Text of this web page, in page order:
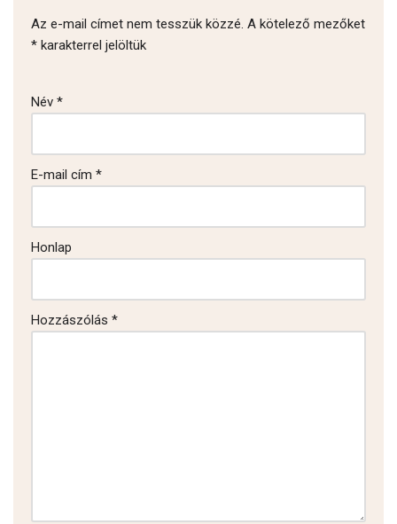
Az e-mail címet nem tesszük közzé. A kötelező mezőket
* karakterrel jelöltük
Név *
E-mail cím *
Honlap
Hozzászólás *